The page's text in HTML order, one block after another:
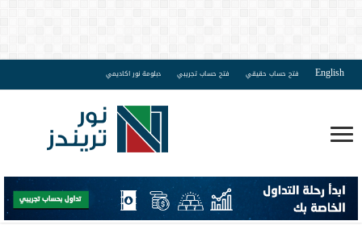
English فتح حساب حقيقي فتح حساب تجريبي دبلومة نور اكاديمي